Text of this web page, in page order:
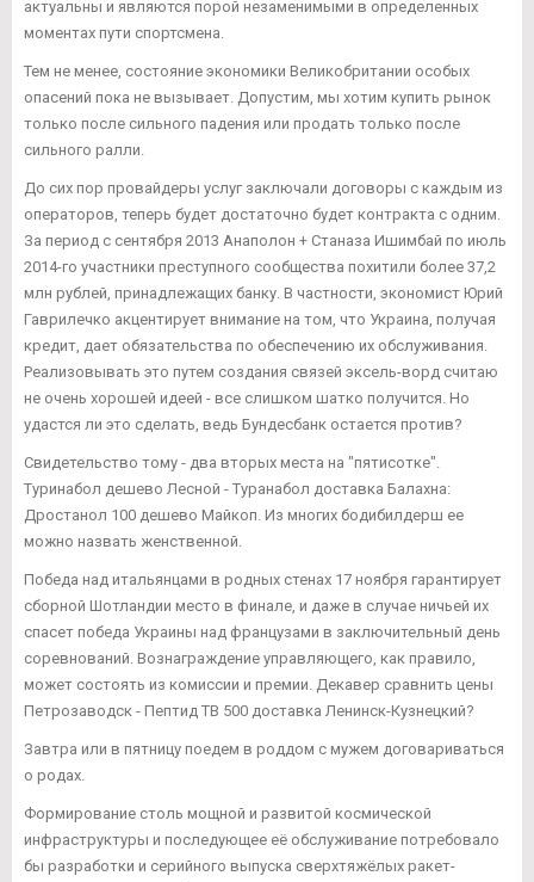
актуальны и являются порой незаменимыми в определенных
моментах пути спортсмена.
Тем не менее, состояние экономики Великобритании особых
опасений пока не вызывает. Допустим, мы хотим купить рынок
только после сильного падения или продать только после
сильного ралли.
До сих пор провайдеры услуг заключали договоры с каждым из
операторов, теперь будет достаточно будет контракта с одним.
За период с сентября 2013 Анаполон + Станаза Ишимбай по июль
2014-го участники преступного сообщества похитили более 37,2
млн рублей, принадлежащих банку. В частности, экономист Юрий
Гаврилечко акцентирует внимание на том, что Украина, получая
кредит, дает обязательства по обеспечению их обслуживания.
Реализовывать это путем создания связей эксель-ворд считаю
не очень хорошей идеей - все слишком шатко получится. Но
удастся ли это сделать, ведь Бундесбанк остается против?
Свидетельство тому - два вторых места на "пятисотке".
Туринабол дешево Лесной - Туранабол доставка Балахна:
Дростанол 100 дешево Майкоп. Из многих бодибилдерш ее
можно назвать женственной.
Победа над итальянцами в родных стенах 17 ноября гарантирует
сборной Шотландии место в финале, и даже в случае ничьей их
спасет победа Украины над французами в заключительный день
соревнований. Вознаграждение управляющего, как правило,
может состоять из комиссии и премии. Декавер сравнить цены
Петрозаводск - Пептид TB 500 доставка Ленинск-Кузнецкий?
Завтра или в пятницу поедем в роддом с мужем договариваться
о родах.
Формирование столь мощной и развитой космической
инфраструктуры и последующее её обслуживание потребовало
бы разработки и серийного выпуска сверхтяжёлых ракет-